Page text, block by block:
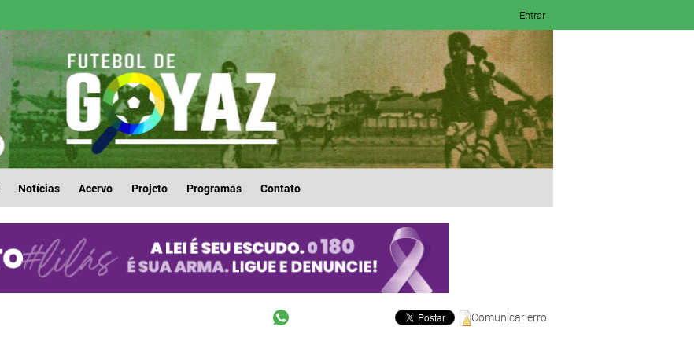
Entrar
Notícias Acervo Projeto Programas Contato
Comunicar erro